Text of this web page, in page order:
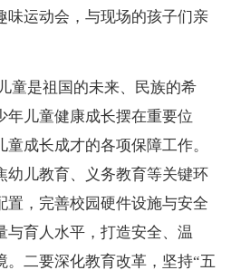
味运动会，与现场的孩子们亲
童是祖国的未来、民族的希
年儿童健康成长摆在重要位
成长成才的各项保障工作。
幼儿教育、义务教育等关键环
置，完善校园硬件设施与安全
与育人水平，打造安全、温
。二要深化教育改革，坚持“五